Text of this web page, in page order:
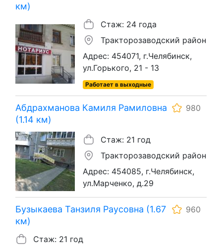
км)
Стаж: 24 года
Тракторозаводский район
Адрес: 454071, г.Челябинск,
ул.Горького, 21 - 13
Работает в выходные
Абдрахманова Камиля Рамиловна
(1.14 км)
980
Стаж: 21 год
Тракторозаводский район
Адрес: 454085, г.Челябинск,
ул.Марченко, д.29
Бузыкаева Танзиля Раусовна (1.67
км)
960
Стаж: 21 год